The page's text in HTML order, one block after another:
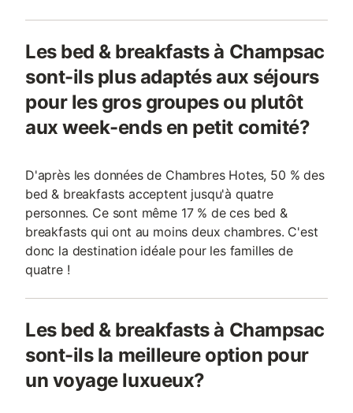
Les bed & breakfasts à Champsac
sont-ils plus adaptés aux séjours
pour les gros groupes ou plutôt
aux week-ends en petit comité?
D'après les données de Chambres Hotes, 50 % des
bed & breakfasts acceptent jusqu'à quatre
personnes. Ce sont même 17 % de ces bed &
breakfasts qui ont au moins deux chambres. C'est
donc la destination idéale pour les familles de
quatre !
Les bed & breakfasts à Champsac
sont-ils la meilleure option pour
un voyage luxueux?